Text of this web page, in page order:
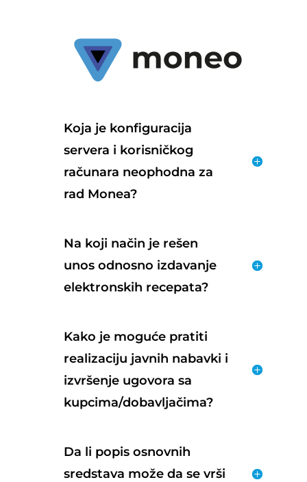
Koja je konfiguracija
servera i korisničkog
računara neophodna za
rad Monea?
Na koji način je rešen
unos odnosno izdavanje
elektronskih recepata?
Kako je moguće pratiti
realizaciju javnih nabavki i
izvršenje ugovora sa
kupcima/dobavljačima?
Da li popis osnovnih
sredstava može da se vrši